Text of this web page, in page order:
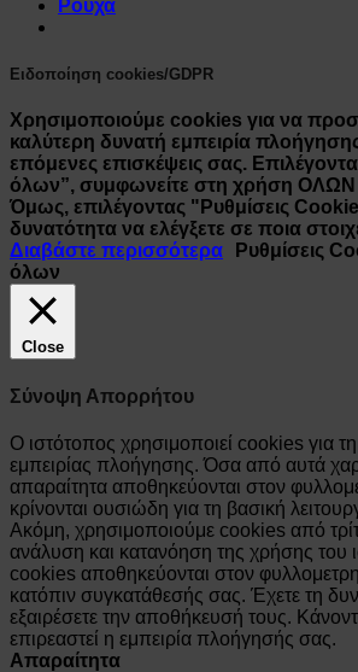
Ρούχα
Ειδοποίηση cookies/GDPR
Χρησιμοποιούμε cookies για να
καλύτερη δυνατή εμπειρία πλοήγησης
επόμενες επισκέψεις σας.
όλων”, συμφωνείτε στη χρήση
Όμως, επιλέγοντας "Ρυθμίσεις
δυνατότητα να ελέγξετε σε ποια
Διαβάστε περισσότερα
Ρυθμίσεις
όλων
Close
Σύνοψη Απορρήτου
Ο ιστότοπος χρησιμοποιεί cookies για
εμπειρίας πλοήγησης. Όσα από αυτά
απαραίτητα αποθηκεύονται στον
κρίνονται ουσιώδη για τη βασική
Ακόμη, χρησιμοποιούμε cookies από
ανάλυση και κατανόηση της χρήσης του
cookies αποθηκεύονται στον
κατόπιν συγκατάθεσής σας. Έχετε τη
εξαιρέσετε την αποθήκευσή τους.
επιρεαστεί η εμπειρία πλοήγησής σας.
Απαραίτητα